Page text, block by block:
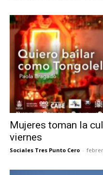
Mujeres toman la
viernes
Sociales Tres Punto Cero -